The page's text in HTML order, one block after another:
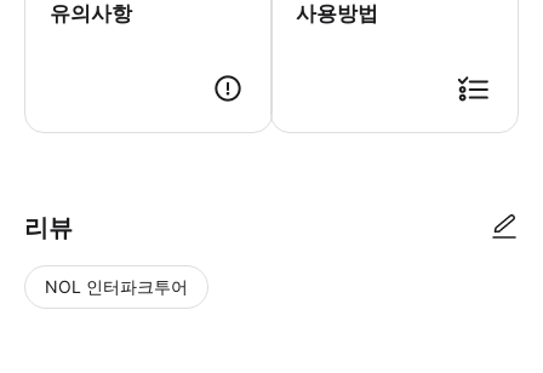
유의사항 사용방법
리뷰
NOL 인터파크투어